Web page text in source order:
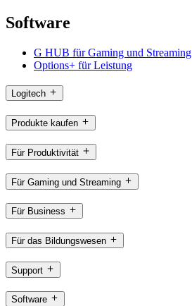
Software
G HUB für Gaming und Streaming
Options+ für Leistung
Logitech
Produkte kaufen
Für Produktivität
Für Gaming und Streaming
Für Business
Für das Bildungswesen
Support
Software